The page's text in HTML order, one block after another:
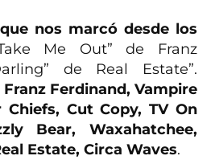
nos marcó desde los
Me Out” de Franz
de Real Estate”.
Franz Ferdinand, Vampire
Chiefs, Cut Copy, TV On
Bear, Waxahatchee,
Estate, Circa Waves.